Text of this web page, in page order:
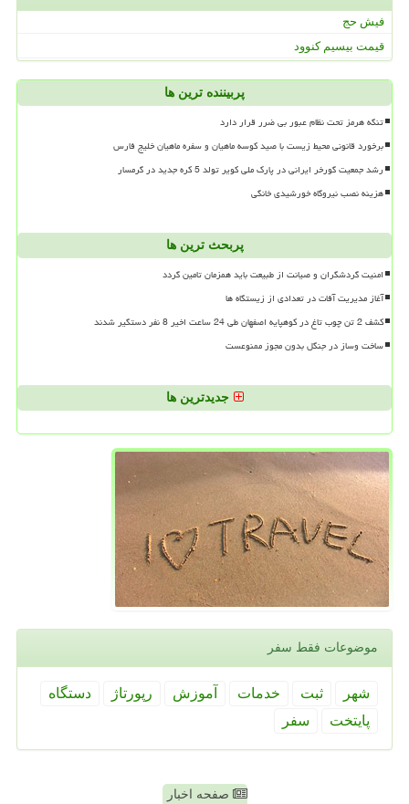
فیش حج
قیمت بیسیم کنوود
پربیننده ترین ها
تنگه هرمز تحت نظام عبور بی ضرر قرار دارد
برخورد قانونی محیط زیست با صید کوسه ماهیان و سفره ماهیان خلیج فارس
رشد جمعیت گورخر ایرانی در پارک ملی کویر تولد 5 کره جدید در گرمسار
هزینه نصب نیروگاه خورشیدی خانگی
پربحث ترین ها
امنیت گردشگران و صیانت از طبیعت باید همزمان تامین گردد
آغاز مدیریت آفات در تعدادی از زیستگاه ها
کشف 2 تن چوب تاغ در کوهپایه اصفهان طی 24 ساعت اخیر 8 نفر دستگیر شدند
ساخت وساز در جنگل بدون مجوز ممنوعست
جدیدترین ها
موضوعات فقط سفر
شهر ثبت خدمات آموزش رپورتاژ
دستگاه
پایتخت
سفر
صفحه اخبار